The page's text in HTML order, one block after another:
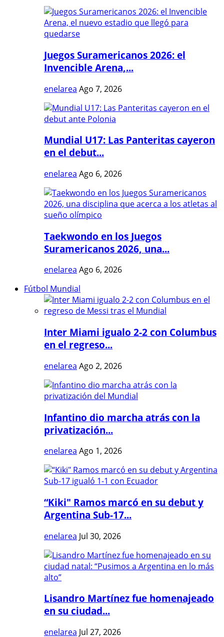
Juegos Suramericanos 2026: el
Invencible Arena,...
enelarea Ago 7, 2026
Mundial U17: Las Panteritas cayeron
en el debut...
enelarea Ago 6, 2026
Taekwondo en los Juegos
Suramericanos 2026, una...
enelarea Ago 6, 2026
Fútbol Mundial
Inter Miami igualo 2-2 con Columbus
en el regreso...
enelarea Ago 2, 2026
Infantino dio marcha atrás con la
privatización...
enelarea Ago 1, 2026
“Kiki" Ramos marcó en su debut y
Argentina Sub-17...
enelarea Jul 30, 2026
Lisandro Martínez fue homenajeado
en su ciudad...
enelarea Jul 27, 2026